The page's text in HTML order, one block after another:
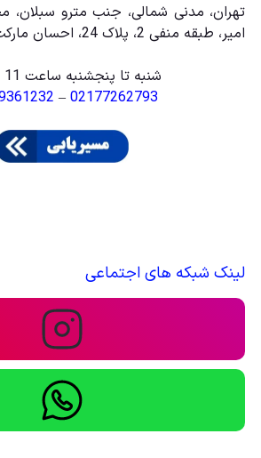
تهران، مدنی شمالی، جنب مترو سبلان،
امیر، طبقه منفی 2، پلاک 24، احسان مارکت
شنبه تا پنجشنبه ساعت 11 الی 20
02177262793
–
لینک شبکه های اجتماعی